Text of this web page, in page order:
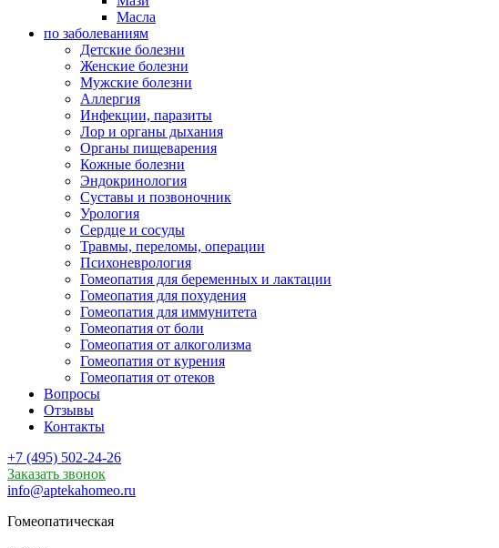
Масла
по заболеваниям
Детские болезни
Женские болезни
Мужские болезни
Аллергия
Инфекции, паразиты
Лор и органы дыхания
Органы пищеварения
Кожные болезни
Эндокринология
Суставы и позвоночник
Урология
Сердце и сосуды
Травмы, переломы, операции
Психоневрология
Гомеопатия для беременных и лактации
Гомеопатия для похудения
Гомеопатия для иммунитета
Гомеопатия от боли
Гомеопатия от алкоголизма
Гомеопатия от курения
Гомеопатия от отеков
Вопросы
Отзывы
Контакты
+7 (495) 502-24-26
Заказать звонок
info@aptekahomeo.ru
Гомеопатическая